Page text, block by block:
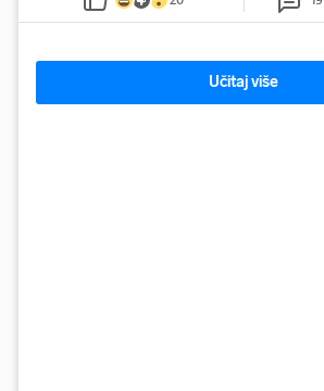
Učitaj više